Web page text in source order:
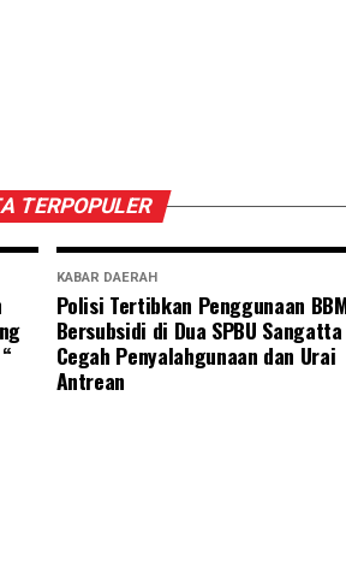
TERPOPULER
KABAR DAERAH
Polisi Tertibkan Penggunaan
Bersubsidi di Dua SPBU
Cegah Penyalahgunaan dan Urai
Antrean